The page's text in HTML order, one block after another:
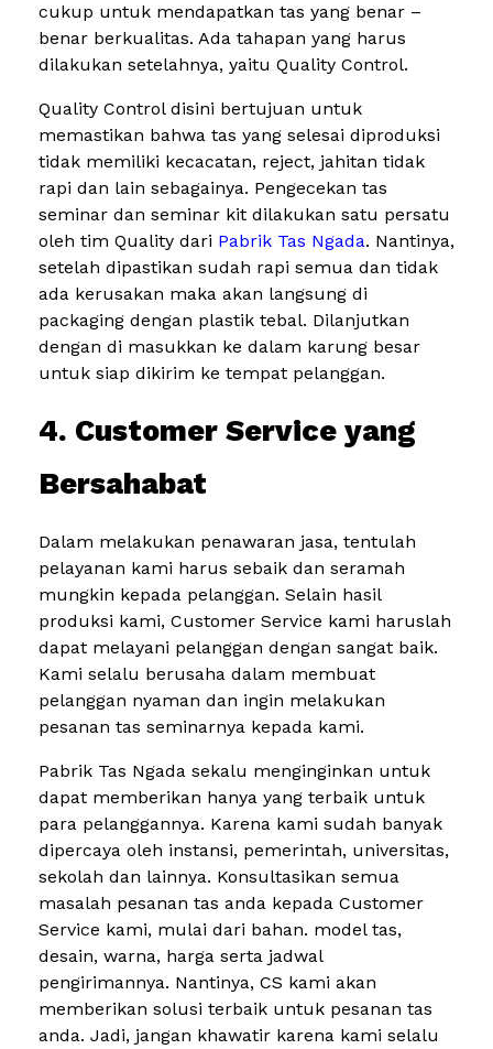
cukup untuk mendapatkan tas yang benar –
benar berkualitas. Ada tahapan yang harus
dilakukan setelahnya, yaitu Quality Control.
Quality Control disini bertujuan untuk
memastikan bahwa tas yang selesai diproduksi
tidak memiliki kecacatan, reject, jahitan tidak
rapi dan lain sebagainya. Pengecekan tas
seminar dan seminar kit dilakukan satu persatu
oleh tim Quality dari Pabrik Tas Ngada. Nantinya,
setelah dipastikan sudah rapi semua dan tidak
ada kerusakan maka akan langsung di
packaging dengan plastik tebal. Dilanjutkan
dengan di masukkan ke dalam karung besar
untuk siap dikirim ke tempat pelanggan.
4. Customer Service yang
Bersahabat
Dalam melakukan penawaran jasa, tentulah
pelayanan kami harus sebaik dan seramah
mungkin kepada pelanggan. Selain hasil
produksi kami, Customer Service kami haruslah
dapat melayani pelanggan dengan sangat baik.
Kami selalu berusaha dalam membuat
pelanggan nyaman dan ingin melakukan
pesanan tas seminarnya kepada kami.
Pabrik Tas Ngada sekalu menginginkan untuk
dapat memberikan hanya yang terbaik untuk
para pelanggannya. Karena kami sudah banyak
dipercaya oleh instansi, pemerintah, universitas,
sekolah dan lainnya. Konsultasikan semua
masalah pesanan tas anda kepada Customer
Service kami, mulai dari bahan. model tas,
desain, warna, harga serta jadwal
pengirimannya. Nantinya, CS kami akan
memberikan solusi terbaik untuk pesanan tas
anda. Jadi, jangan khawatir karena kami selalu